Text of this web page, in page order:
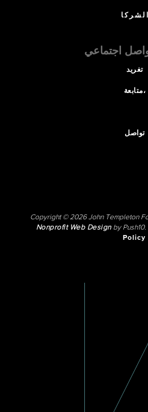
الشركا
اجتماعي
تغريد
متابعة،
تواصل
Copyright © 2026 John Templeton
Nonprofit Web Designby Push10.
Policy